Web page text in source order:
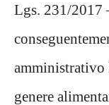
Lgs . 231/2017
genere